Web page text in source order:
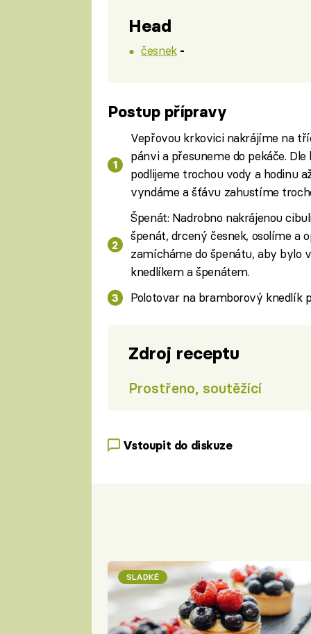
Head
česnek -
Postup přípravy
Vepřovou krkovici nakrájíme na
pánvi a přesuneme do pekáče.
podlijeme trochou vody a hodinu
vyndáme a šťávu zahustíme
Špenát: Nadrobno nakrájenou
špenát, drcený česnek, osolíme a
zamícháme do špenátu, aby bylo
knedlíkem a špenátem.
Polotovar na bramborový knedlík
Zdroj receptu
Prostřeno, soutěžící
Vstoupit do diskuze
SLADKÉ